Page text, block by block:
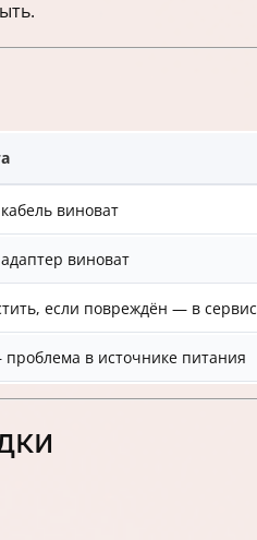
виноват
виноват
если повреждён — в сервис
в источнике питания